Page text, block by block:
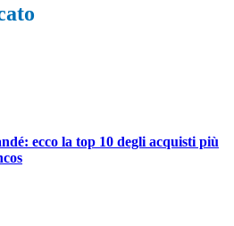
ecco la top 10 degli acquisti più